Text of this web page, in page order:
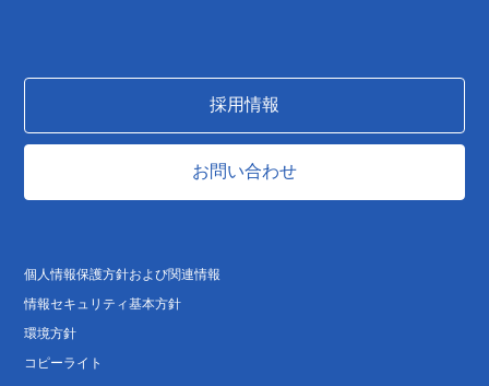
採用情報
お問い合わせ
個人情報保護方針および関連情報
情報セキュリティ基本方針
環境方針
コピーライト